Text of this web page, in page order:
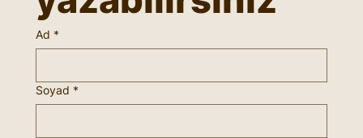
Ad *
Soyad *